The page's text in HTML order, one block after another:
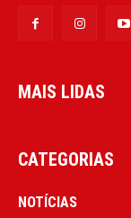
MAIS LIDAS
CATEGORIAS
NOTÍCIAS